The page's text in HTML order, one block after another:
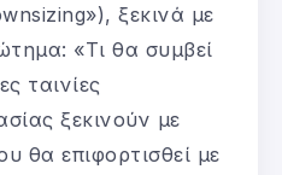
ξεκινά με
«Τι θα συμβεί
ταινίες
ξεκινούν με
θα επιφορτισθεί με